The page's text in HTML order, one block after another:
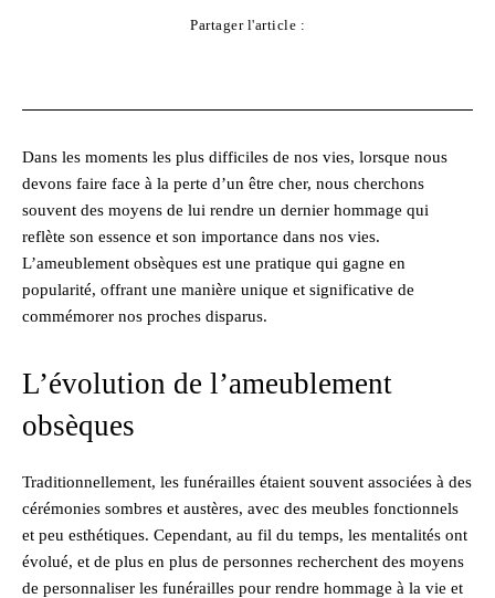
Partager l'article :
Dans les moments les plus difficiles de nos vies, lorsque nous
devons faire face à la perte d’un être cher, nous cherchons
souvent des moyens de lui rendre un dernier hommage qui
reflète son essence et son importance dans nos vies.
L’ameublement obsèques est une pratique qui gagne en
popularité, offrant une manière unique et significative de
commémorer nos proches disparus.
L’évolution de l’ameublement
obsèques
Traditionnellement, les funérailles étaient souvent associées à des
cérémonies sombres et austères, avec des meubles fonctionnels
et peu esthétiques. Cependant, au fil du temps, les mentalités ont
évolué, et de plus en plus de personnes recherchent des moyens
de personnaliser les funérailles pour rendre hommage à la vie et